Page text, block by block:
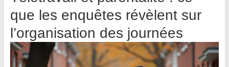
que les enquêtes révèlent sur
l’organisation des journées